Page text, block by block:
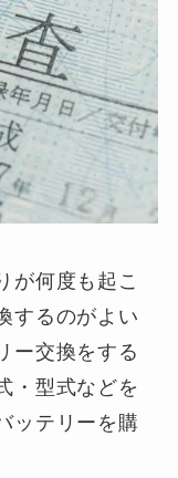
が何度も起こ
するのがよい
ー交換をする
・型式などを
ッテリーを購